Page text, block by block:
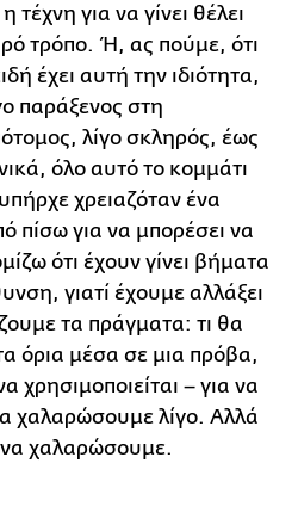
για να γίνει θέλει
τρόπο. Ή, ας πούμε, ότι
έχει αυτή την ιδιότητα,
παράξενος στη
λίγο σκληρός, έως
όλο αυτό το κομμάτι
χρειαζόταν ένα
πίσω για να μπορέσει να
ότι έχουν γίνει βήματα
γιατί έχουμε αλλάξει
τα πράγματα: τι θα
όρια μέσα σε μια πρόβα,
χρησιμοποιείται – για να
χαλαρώσουμε λίγο. Αλλά
να χαλαρώσουμε.